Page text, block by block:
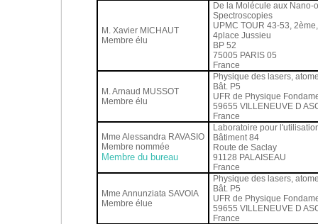
M. Xavier MICHAUT
Membre élu
De la Molécule aux Nano-
Spectroscopies
UPMC TOUR 43-53,
4place Jussieu
BP 52
75005 PARIS 05
France
M. Arnaud MUSSOT
Membre élu
Physique des lasers,
Bât. P5
UFR de Physique
59655 VILLENEUVE D
France
Mme Alessandra RAVASIO
Membre nommée
Membre du bureau
Laboratoire pour
Bâtiment 84
Route de Saclay
91128 PALAISEAU
France
Mme Annunziata SAVOIA
Membre élue
Physique des lasers,
Bât. P5
UFR de Physique
59655 VILLENEUVE D
France